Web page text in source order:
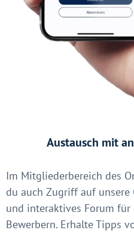
Austausch mit
Im Mitgliederbereich des
du auch Zugriff auf unsere
und interaktives Forum für
Bewerbern. Erhalte Tipps